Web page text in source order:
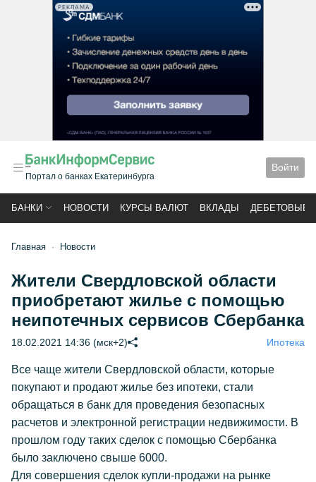
РЕКЛАМА
Портал о банках Екатеринбурга
Войти
БАНКИ НОВОСТИ КУРСЫ ВАЛЮТ ВКЛАДЫ ДЕБЕТОВЫЕ
Главная Новости
Жители Свердловской области
приобретают жилье с помощью
неипотечных сервисов Сбербанка
18.02.2021 14:36 (мск+2) Ипотека
Все чаще жители Свердловской области, которые
покупают и продают жилье без ипотеки, стали
обращаться в банк для проведения безопасных
расчетов и электронной регистрации недвижимости. В
прошлом году таких сделок с помощью Сбербанка
было заключено свыше 6000.
Для совершения сделок купли-продажи на рынке